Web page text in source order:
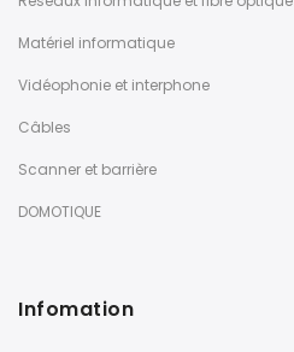
Matériel informatique
Vidéophonie et interphone
Câbles
Scanner et barrière
DOMOTIQUE
Infomation